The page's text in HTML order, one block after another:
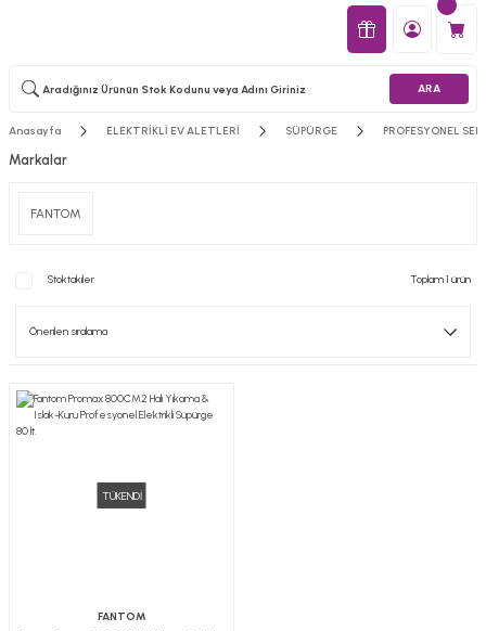
ARA
Anasayfa ELEKTRİKLİ EV ALETLERİ SÜPÜRGE PROFESYONEL SERİ
Markalar
FANTOM
Stoktakiler Toplam 1 ürün
TÜKENDİ
FANTOM